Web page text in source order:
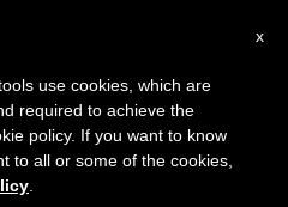
x
use cookies, which are
required to achieve the
policy. If you want to know
to all or some of the cookies,